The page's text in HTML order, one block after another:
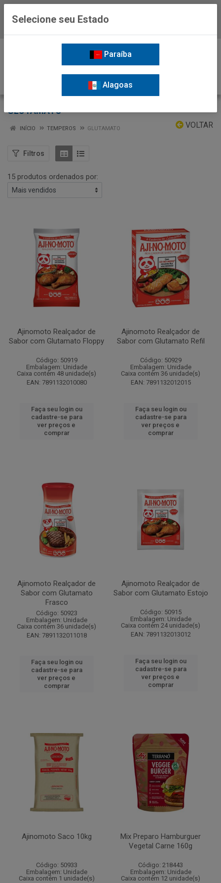
GLUTAMATO
VOLTAR
INÍCIO TEMPEROS GLUTAMATO
Filtros
15 produtos ordenados por:
Ajinomoto Realçador de
Sabor com Glutamato Floppy
Código: 50919
Embalagem: Unidade
Caixa contém 48 unidade(s)
EAN: 7891132010080
Faça seu login ou
cadastre-se para
ver preços e
comprar
Ajinomoto Realçador de
Sabor com Glutamato Refil
Código: 50929
Embalagem: Unidade
Caixa contém 36 unidade(s)
EAN: 7891132012015
Faça seu login ou
cadastre-se para
ver preços e
comprar
Ajinomoto Realçador de
Sabor com Glutamato
Frasco
Código: 50923
Embalagem: Unidade
Caixa contém 36 unidade(s)
EAN: 7891132011018
Faça seu login ou
cadastre-se para
ver preços e
comprar
Ajinomoto Realçador de
Sabor com Glutamato Estojo
Código: 50915
Embalagem: Unidade
Caixa contém 24 unidade(s)
EAN: 7891132013012
Faça seu login ou
cadastre-se para
ver preços e
comprar
Ajinomoto Saco 10kg
Código: 50933
Embalagem: Unidade
Caixa contém 1 unidade(s)
Mix Preparo Hamburguer
Vegetal Carne 160g
Código: 218443
Embalagem: Unidade
Caixa contém 12 unidade(s)
Selecione seu Estado
Paraíba
Alagoas